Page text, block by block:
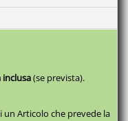
inclusa(se prevista).
Articolo che prevede la